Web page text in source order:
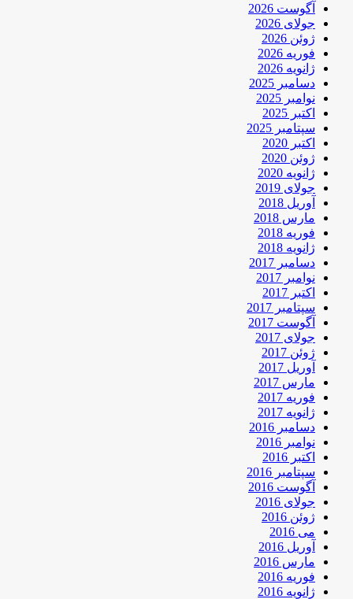
آگوست 2026
جولای 2026
ژوئن 2026
فوریه 2026
ژانویه 2026
دسامبر 2025
نوامبر 2025
اکتبر 2025
سپتامبر 2025
اکتبر 2020
ژوئن 2020
ژانویه 2020
جولای 2019
آوریل 2018
مارس 2018
فوریه 2018
ژانویه 2018
دسامبر 2017
نوامبر 2017
اکتبر 2017
سپتامبر 2017
آگوست 2017
جولای 2017
ژوئن 2017
آوریل 2017
مارس 2017
فوریه 2017
ژانویه 2017
دسامبر 2016
نوامبر 2016
اکتبر 2016
سپتامبر 2016
آگوست 2016
جولای 2016
ژوئن 2016
می 2016
آوریل 2016
مارس 2016
فوریه 2016
ژانویه 2016